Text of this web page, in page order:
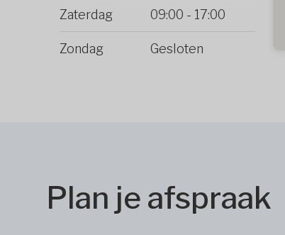
Zaterdag 09:00 - 17:00
Zondag Gesloten
Plan je afspraak